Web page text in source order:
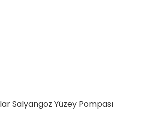
Salyangoz Yüzey Pompası